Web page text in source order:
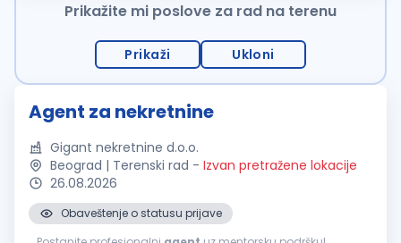
Prikažite mi poslove za rad na terenu
Prikaži Ukloni
Agent za nekretnine
Gigant nekretnine d.o.o.
Beograd | Terenski rad - Izvan pretražene lokacije
26.08.2026
Obaveštenje o statusu prijave